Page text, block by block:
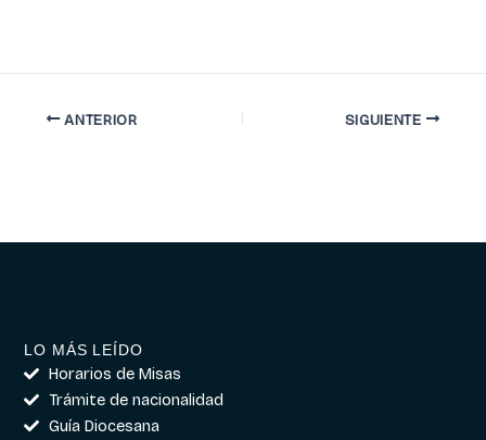
ANTERIOR SIGUIENTE
LO MÁS LEÍDO
Horarios de Misas
Trámite de nacionalidad
Guía Diocesana